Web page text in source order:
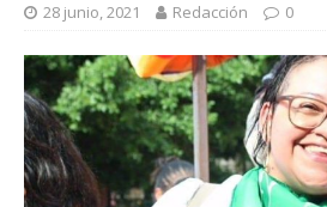
28 junio, 2021 Redacción 0